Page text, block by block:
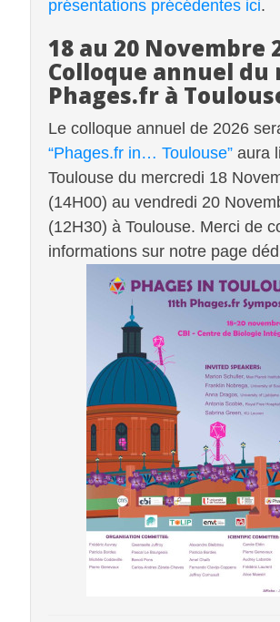
présentations précédentes ici.
18 au 20 Novembre
Colloque annuel du
Phages.fr à
Le colloque annuel de 2026
“Phages.fr in… Toulouse” aura
Toulouse du mercredi 18
(14H00) au vendredi 20
(12H30) à Toulouse. Merci de
informations sur notre page